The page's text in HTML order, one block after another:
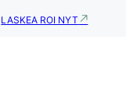
LASKEA ROI NYT